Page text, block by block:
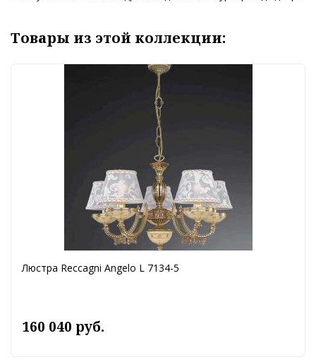
Товары из этой коллекции:
Люстра Reccagni Angelo L 7134-5
160 040 руб.